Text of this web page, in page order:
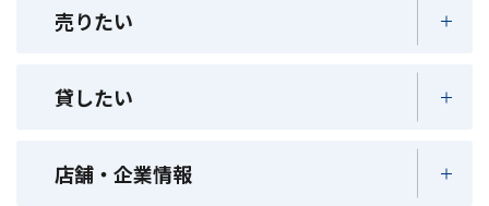
売りたい
貸したい
店舗・企業情報